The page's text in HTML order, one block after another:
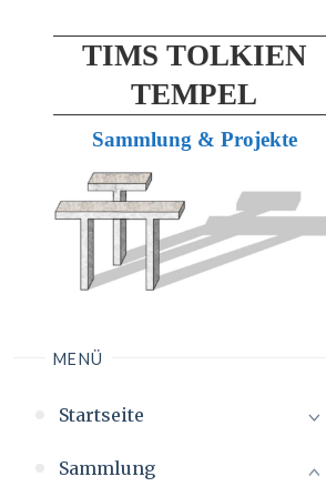
TIMS TOLKIEN
TEMPEL
Sammlung & Projekte
MENÜ
Startseite
Sammlung